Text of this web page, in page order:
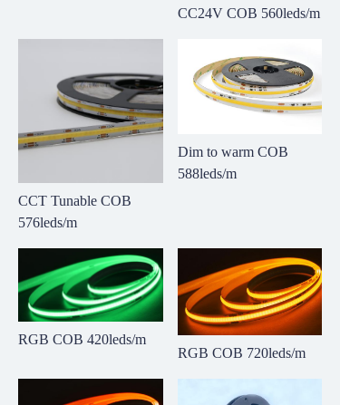
CC24V COB 560leds/m
CCT Tunable COB
576leds/m
Dim to warm COB
588leds/m
RGB COB 420leds/m
RGB COB 720leds/m